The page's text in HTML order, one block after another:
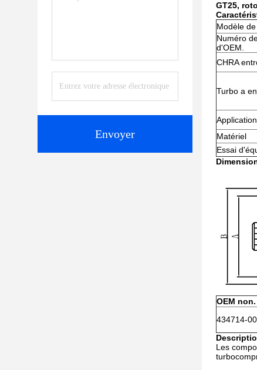
Envoyer
GT25,
Modèle
Numéro
d'OEM.
CHRA
Turbo a
Application
Matériel
Essai
OEM non.
434714-
Les